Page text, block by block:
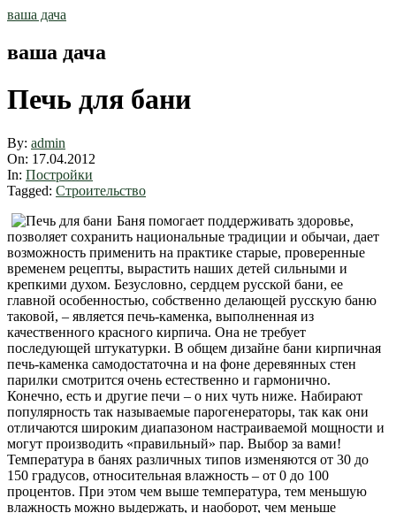
Skip
ваша дача
ваша дача
Печь для бани
By: admin
On: 17.04.2012
In: Постройки
Tagged: Строительство
Баня помогает поддерживать здоровье,
позволяет сохранить национальные традиции и обычаи, дает
возможность применить на практике старые, проверенные
временем рецепты, вырастить наших детей сильными и
крепкими духом. Безусловно, сердцем русской бани, ее
главной особенностью, собственно делающей русскую баню
таковой, – является печь-каменка, выполненная из
качественного красного кирпича. Она не требует
последующей штукатурки. В общем дизайне бани кирпичная
печь-каменка самодостаточна и на фоне деревянных стен
парилки смотрится очень естественно и гармонично.
Конечно, есть и другие печи – о них чуть ниже. Набирают
популярность так называемые парогенераторы, так как они
отличаются широким диапазоном настраиваемой мощности и
могут производить «правильный» пар. Выбор за вами!
Температура в банях различных типов изменяются от 30 до
150 градусов, относительная влажность – от 0 до 100
процентов. При этом чем выше температура, тем меньшую
влажность можно выдержать, и наоборот, чем меньше